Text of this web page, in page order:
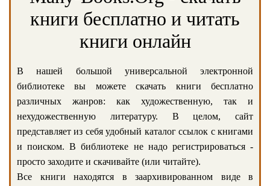
книги бесплатно и читать
книги онлайн
В нашей большой универсальной электронной
библиотеке вы можете скачать книги бесплатно
различных жанров: как художественную, так и
нехудожественную литературу. В целом, сайт
представляет из себя удобный каталог ссылок с книгами
и поиском. В библиотеке не надо регистрироваться -
просто заходите и скачивайте (или читайте).
Все книги находятся в заархивированном виде в